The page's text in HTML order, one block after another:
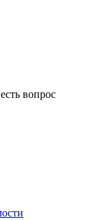
вопрос